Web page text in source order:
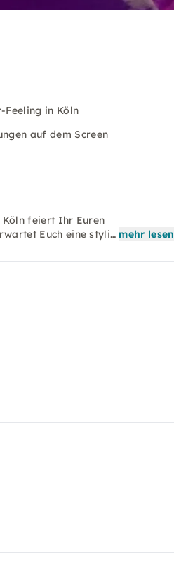
Feeling in Köln
auf dem Screen
feiert Ihr Euren
Euch eine styli… mehr lesen